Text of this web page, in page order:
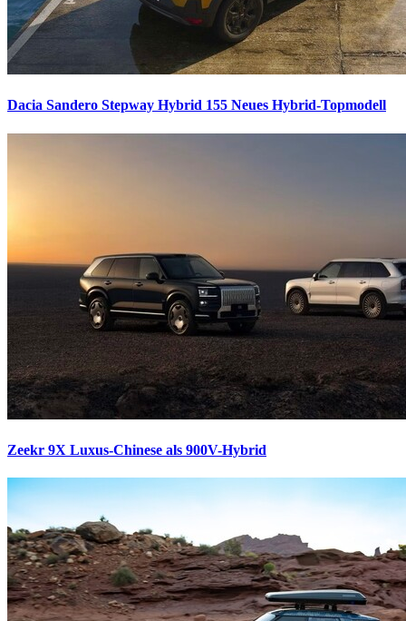
Dacia Sandero Stepway Hybrid 155 Neues Hybrid-Topmodell
Zeekr 9X Luxus-Chinese als 900V-Hybrid